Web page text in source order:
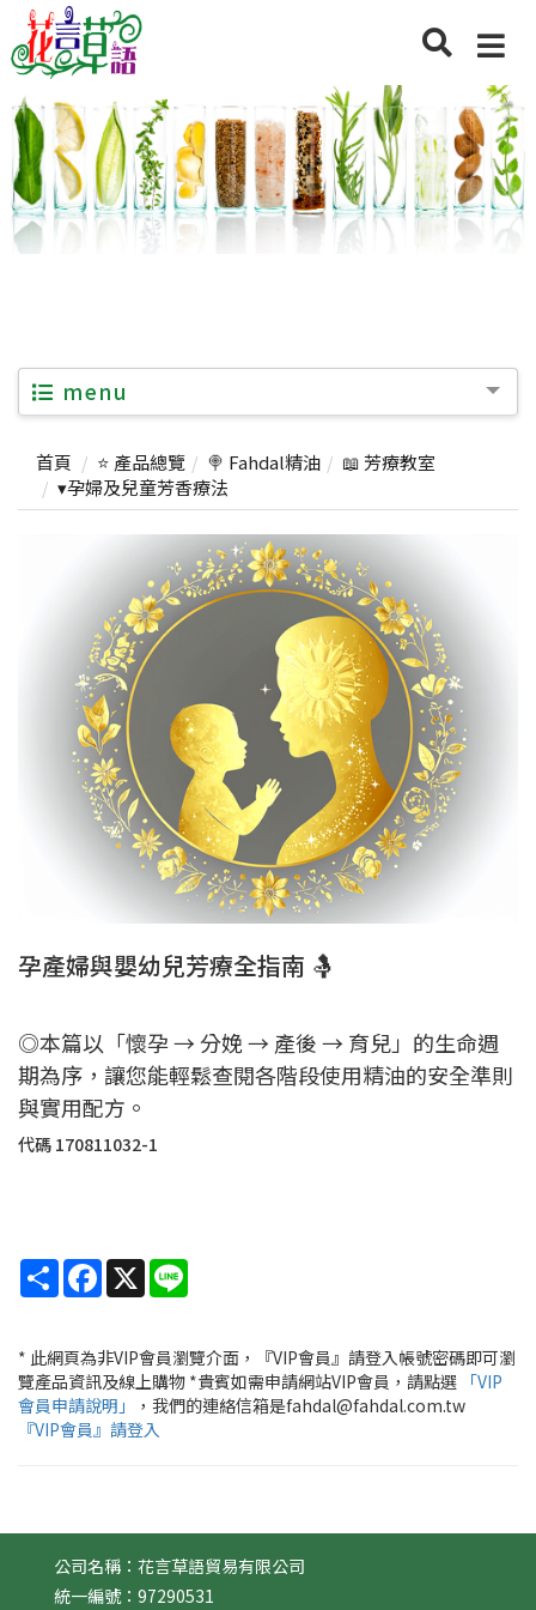
menu
首頁 ⭐ 產品總覽 🍭 Fahdal精油
📖 芳療教室
▾孕婦及兒童芳香療法
孕產婦與嬰幼兒芳療全指南 🤱
◎本篇以「懷孕 → 分娩 → 產後 → 育兒」的生命週
期為序，讓您能輕鬆查閱各階段使用精油的安全準則
與實用配方。
代碼 170811032-1
Share Facebook
X
* 此網頁為非VIP會員瀏覽介面，『VIP會員』請登入帳號密碼即可瀏
覽產品資訊及線上購物 *貴賓如需申請網站VIP會員，請點選 「VIP
會員申請說明」
，我們的連絡信箱是fahdal@fahdal.com.tw
『VIP會員』請登入
公司名稱：花言草語貿易有限公司
統一編號：97290531